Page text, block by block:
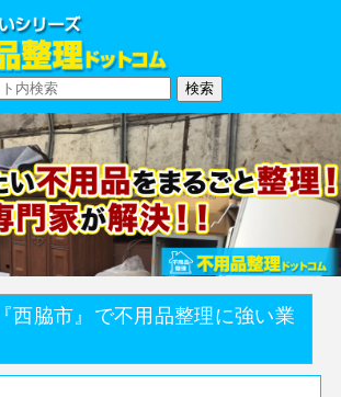
西脇市』で不用品整理に強い業